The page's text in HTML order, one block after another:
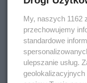
My, naszych 1162
przechowujemy
standardowe
ulepszanie usług.